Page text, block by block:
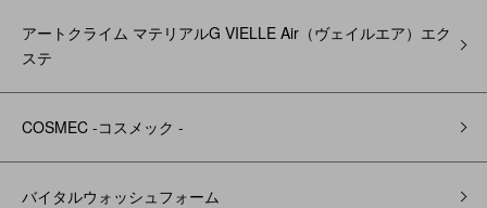
アートクライム マテリアルG VIELLE Air（ヴェイルエア）エク
ステ
COSMEC -コスメック -
バイタルウォッシュフォーム